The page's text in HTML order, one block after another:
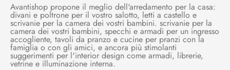
Avantishop propone il meglio dell'arredamento per la casa:
divani e poltrone per il vostro salotto, letti a castello e
scrivanie per la camera dei vostri bambini. scrivanie per la
camera dei vostri bambini, specchi e armadi per un ingresso
accogliente, tavoli da pranzo e cucine per pranzi con la
famiglia o con gli amici, e ancora più stimolanti
suggerimenti per l'interior design come armadi, librerie,
vetrine e illuminazione interna.